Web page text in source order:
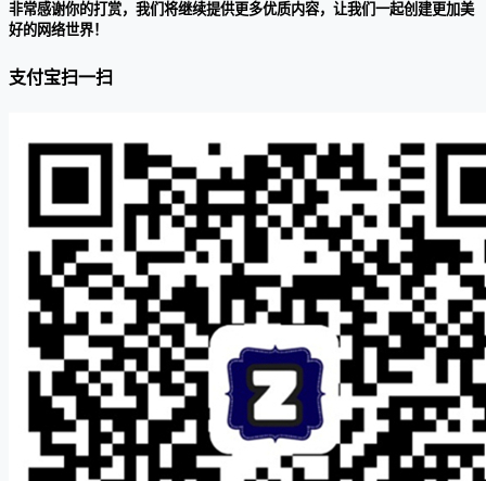
非常感谢你的打赏，我们将继续提供更多优质内容，让我们一起创建更加美
好的网络世界！
支付宝扫一扫